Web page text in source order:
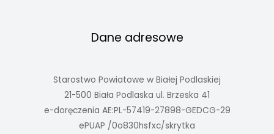
Dane adresowe
Starostwo Powiatowe w Białej Podlaskiej
21-500 Biała Podlaska ul. Brzeska 41
e-doręczenia AE:PL-57419-27898-GEDCG-29
ePUAP /0o830hsfxc/skrytka